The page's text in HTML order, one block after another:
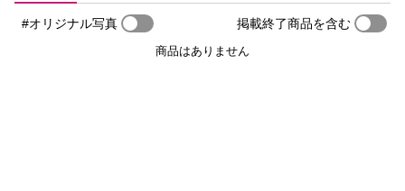
#オリジナル写真 掲載終了商品を含む
商品はありません